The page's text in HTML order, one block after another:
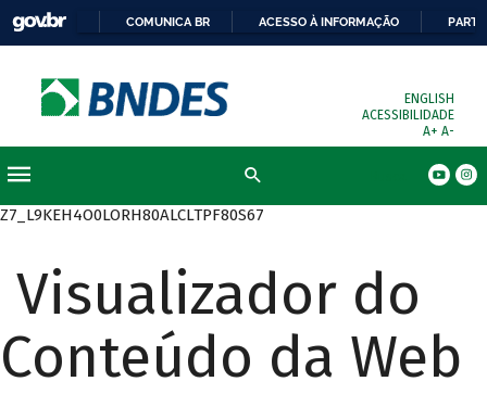
COMUNICA BR ACESSO À INFORMAÇÃO
ENGLISH
ACESSIBILIDADE
A+ A-
Z7_L9KEH4O0LORH80ALCLTPF80S67
Visualizador do
Conteúdo da Web